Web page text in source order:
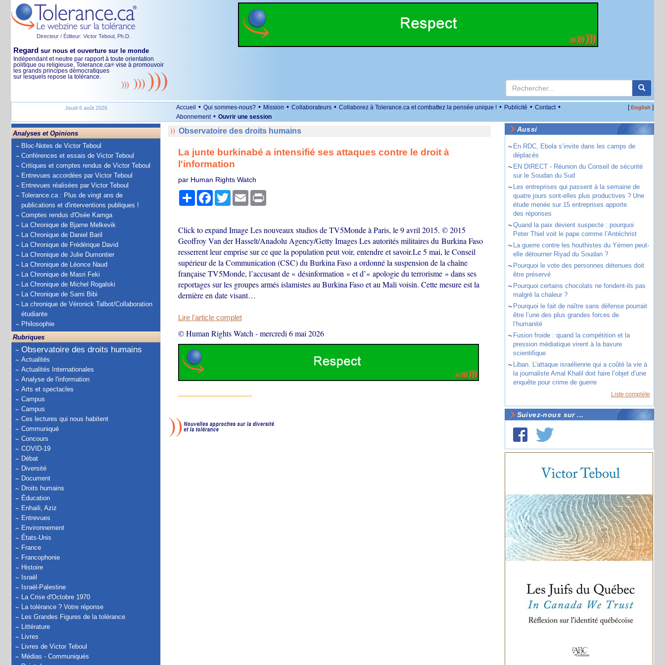
Directeur / Éditeur: Victor Teboul, Ph.D.
Regard sur nous et ouverture sur le monde
Indépendant et neutre par rapport à toute orientation
politique ou religieuse, Tolerance.ca® vise à promouvoir
les grands principes démocratiques
sur lesquels repose la tolérance.
Jeudi 6 août 2026 Accueil • Qui sommes-nous? • Mission • Collaborateurs • Collaborez à Tolerance.ca et combattez la pensée unique ! • Publicité • Contact •
Abonnement • Ouvrir une session
[English ]
Analyses et Opinions
Bloc-Notes de Victor Teboul
Conférences et essais de Victor Teboul
Critiques et comptes rendus de Victor Teboul
Entrevues accordées par Victor Teboul
Entrevues réalisées par Victor Teboul
Tolerance.ca : Plus de vingt ans de
publications et d'interventions publiques !
Comptes rendus d'Osée Kamga
La Chronique de Bjarne Melkevik
La Chronique de Daniel Baril
La Chronique de Frédérique David
La Chronique de Julie Dumontier
La Chronique de Léonce Naud
La Chronique de Masri Feki
La Chronique de Michel Rogalski
La Chronique de Sami Bibi
La chronique de Véronick Talbot/Collaboration
étudiante
Philosophie
Rubriques
Observatoire des droits humains
Actualités
Actualités Internationales
Analyse de l'information
Arts et spectacles
Campus
Campus
Ces lectures qui nous habitent
Communiqué
Concours
COVID-19
Débat
Diversité
Document
Droits humains
Éducation
Enhaili, Aziz
Entrevues
Environnement
États-Unis
France
Francophonie
Histoire
Israël
Israël-Palestine
La Crise d'Octobre 1970
La tolérance ? Votre réponse
Les Grandes Figures de la tolérance
Littérature
Livres
Livres de Victor Teboul
Médias - Communiqués
Observatoire des droits humains
La junte burkinabé a intensifié ses attaques contre le droit à
l'information
par Human Rights Watch
PartagerFacebook
TwitterEmail Print
Click to expand Image Les nouveaux studios de TV5Monde à Paris, le 9 avril 2015. © 2015
Geoffroy Van der Hasselt/Anadolu Agency/Getty Images Les autorités militaires du Burkina Faso
resserrent leur emprise sur ce que la population peut voir, entendre et savoir.Le 5 mai, le Conseil
supérieur de la Communication (CSC) du Burkina Faso a ordonné la suspension de la chaîne
française TV5Monde, l’accusant de « désinformation » et d’« apologie du terrorisme » dans ses
reportages sur les groupes armés islamistes au Burkina Faso et au Mali voisin. Cette mesure est la
dernière en date visant…
Lire l'article complet
© Human Rights Watch -mercredi 6 mai 2026
Aussi
~ En RDC, Ebola s’invite dans les camps de
déplacés
~ EN DIRECT - Réunion du Conseil de sécurité
sur le Soudan du Sud
~ Les entreprises qui passent à la semaine de
quatre jours sont-elles plus productives ? Une
étude menée sur 15 entreprises apporte
des réponses
~Quand la paix devient suspecte : pourquoi
Peter Thiel voit le pape comme l’Antéchrist
~ La guerre contre les houthistes du Yémen peut-
elle détourner Riyad du Soudan ?
~ Pourquoi le vote des personnes détenues doit
être préservé
~ Pourquoi certains chocolats ne fondent-ils pas
malgré la chaleur ?
~ Pourquoi le fait de naître sans défense pourrait
être l’une des plus grandes forces de
l’humanité
~ Fusion froide : quand la compétition et la
pression médiatique virent à la bavure
scientifique
~ Liban. L’attaque israélienne qui a coûté la vie à
la journaliste Amal Khalil doit faire l’objet d’une
enquête pour crime de guerre
Liste complète
Suivez-nous sur ...